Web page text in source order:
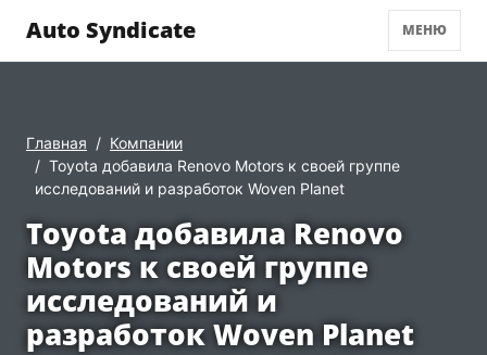
Auto Syndicate МЕНЮ
Главная
Компании
Toyota добавила Renovo Motors к своей группе
исследований и разработок Woven Planet
Toyota добавила Renovo
Motors к своей группе
исследований и
разработок Woven Planet